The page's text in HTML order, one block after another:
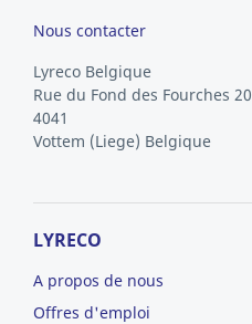
Nous contacter
Lyreco Belgique
Rue du Fond des Fourches 20
4041
Vottem (Liege) Belgique
LYRECO
A propos de nous
Offres d'emploi